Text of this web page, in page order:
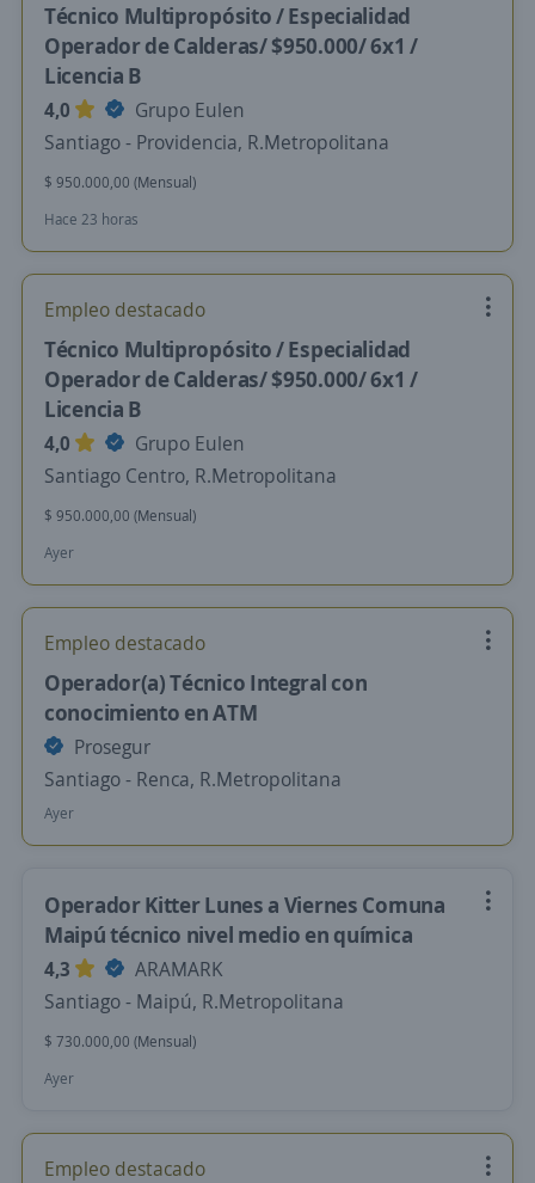
Técnico Multipropósito / Especialidad
Operador de Calderas/ $950.000/ 6x1 /
Licencia B
4,0
Grupo Eulen
Santiago - Providencia, R.Metropolitana
$ 950.000,00 (Mensual)
Hace 23 horas
Empleo destacado
Técnico Multipropósito / Especialidad
Operador de Calderas/ $950.000/ 6x1 /
Licencia B
4,0
Grupo Eulen
Santiago Centro, R.Metropolitana
$ 950.000,00 (Mensual)
Ayer
Empleo destacado
Operador(a) Técnico Integral con
conocimiento en ATM
Prosegur
Santiago - Renca, R.Metropolitana
Ayer
Operador Kitter Lunes a Viernes Comuna
Maipú técnico nivel medio en química
4,3
ARAMARK
Santiago - Maipú, R.Metropolitana
$ 730.000,00 (Mensual)
Ayer
Empleo destacado